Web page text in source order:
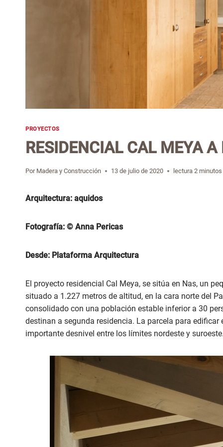
PROYECTOS
RESIDENCIAL CAL MEYA
Por Madera y Construcción 13 de julio de 2020 lectura 2 minutos
Arquitectura: aquidos
Fotografía: © Anna Pericas
Desde: Plataforma Arquitectura
El proyecto residencial Cal Meya, se sitúa en Nas, un
situado a 1.227 metros de altitud, en la cara norte del
consolidado con una población estable inferior a 30
destinan a segunda residencia. La parcela para
importante desnivel entre los límites nordeste y